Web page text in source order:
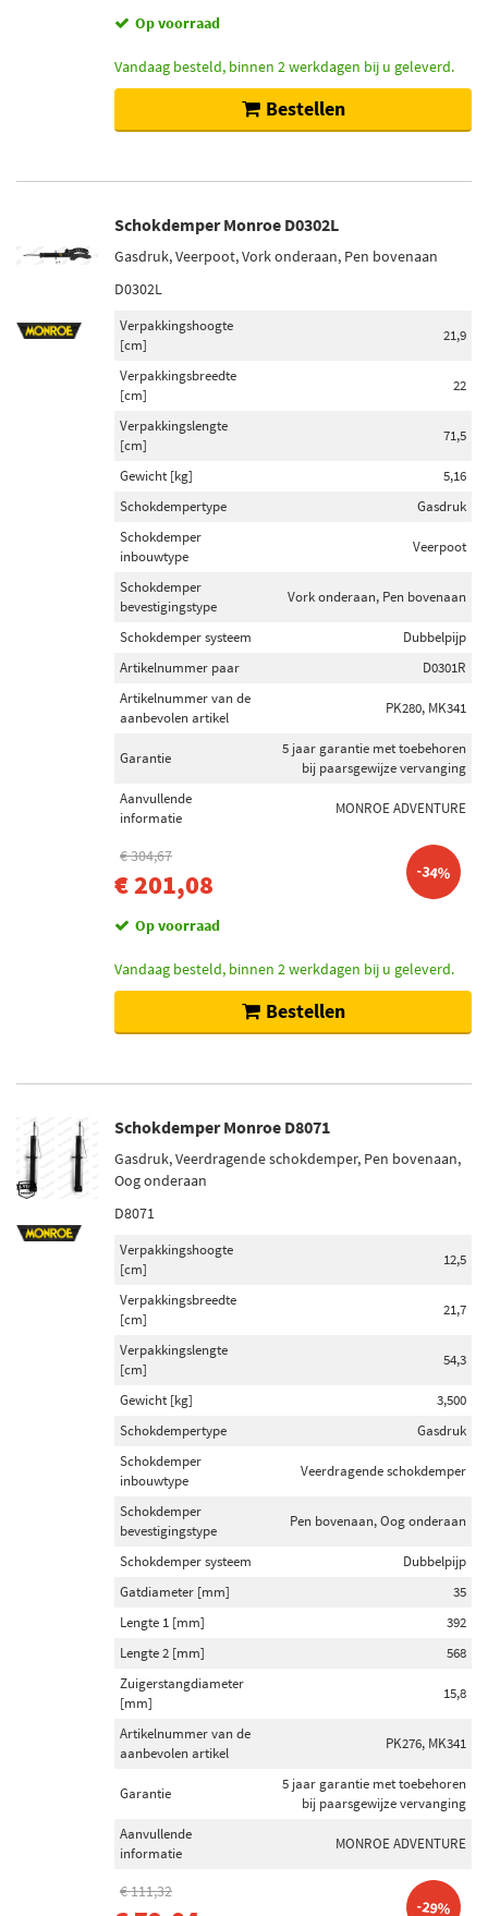
Op voorraad
Vandaag besteld, binnen 2 werkdagen bij u geleverd.
Bestellen
Schokdemper Monroe D0302L
Gasdruk, Veerpoot, Vork onderaan, Pen bovenaan
D0302L
Verpakkingshoogte
[cm]
21,9
Verpakkingsbreedte
[cm]
22
Verpakkingslengte
[cm]
71,5
Gewicht [kg]
5,16
Schokdempertype
Gasdruk
Schokdemper
inbouwtype
Veerpoot
Schokdemper
bevestigingstype
Vork onderaan, Pen bovenaan
Schokdemper systeem
Dubbelpijp
Artikelnummer paar
D0301R
Artikelnummer van de
aanbevolen artikel
PK280, MK341
Garantie
5 jaar garantie met toebehoren
bij paarsgewijze vervanging
Aanvullende
informatie
MONROE ADVENTURE
€ 304,67
€ 201,08 -34%
Op voorraad
Vandaag besteld, binnen 2 werkdagen bij u geleverd.
Bestellen
Schokdemper Monroe D8071
Gasdruk, Veerdragende schokdemper, Pen bovenaan,
Oog onderaan
D8071
Verpakkingshoogte
[cm]
12,5
Verpakkingsbreedte
[cm]
21,7
Verpakkingslengte
[cm]
54,3
Gewicht [kg]
3,500
Schokdempertype
Gasdruk
Schokdemper
inbouwtype
Veerdragende schokdemper
Schokdemper
bevestigingstype
Pen bovenaan, Oog onderaan
Schokdemper systeem
Dubbelpijp
Gatdiameter [mm]
35
Lengte 1 [mm]
392
Lengte 2 [mm]
568
Zuigerstangdiameter
[mm]
15,8
Artikelnummer van de
aanbevolen artikel
PK276, MK341
Garantie
5 jaar garantie met toebehoren
bij paarsgewijze vervanging
Aanvullende
informatie
MONROE ADVENTURE
€ 111,32
-29%